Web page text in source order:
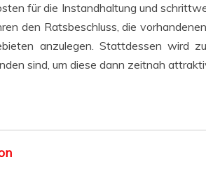
für die Instand­hal­tung und
den Rats­be­schluss, die
anzu­le­gen. Statt­des­sen wird
sind, um die­se dann zeit­nah